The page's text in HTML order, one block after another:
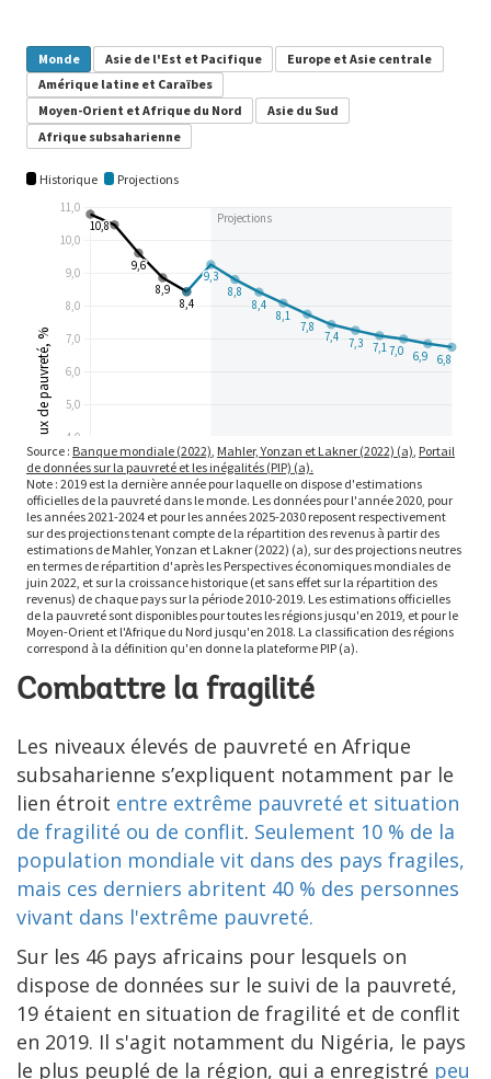
Combattre la fragilité
Les niveaux élevés de pauvreté en Afrique
subsaharienne s’expliquent notamment par le
lien étroit entre extrême pauvreté et situation
de fragilité ou de conflit. Seulement 10 % de la
population mondiale vit dans des pays fragiles,
mais ces derniers abritent 40 % des personnes
vivant dans l'extrême pauvreté.
Sur les 46 pays africains pour lesquels on
dispose de données sur le suivi de la pauvreté,
19 étaient en situation de fragilité et de conflit
en 2019. Il s'agit notamment du Nigéria, le pays
le plus peuplé de la région, qui a enregistré peu